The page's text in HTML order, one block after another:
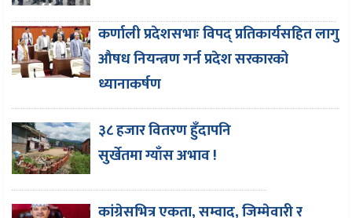
कर्णाली प्रदेशसभाः विपद् प्रतिकार्यसहित लागु
औषध नियन्त्रण गर्न प्रदेश सरकारको
ध्यानाकर्षण
३८ हजार वितरण हुँदापनि
सुर्खेतमा ग्याँस अभाव !
कांग्रेसभित्र एकता, सम्वाद, जिम्मेवारी र